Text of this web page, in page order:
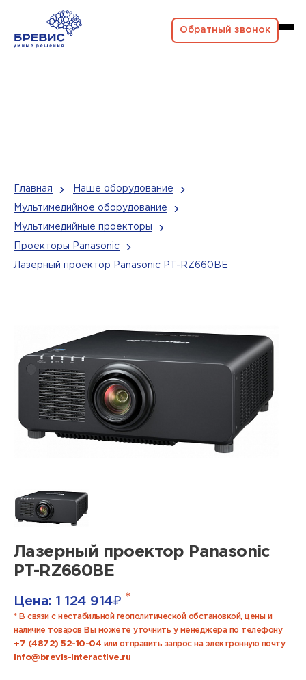
Обратный звонок
Главная Наше оборудование
Мультимедийное оборудование
Мультимедийные проекторы
Проекторы Panasonic
Лазерный проектор Panasonic PT-RZ660BE
Лазерный проектор Panasonic
PT-RZ660BE
Цена: 1 124 914₽ *
* В связи с нестабильной геополитической обстановкой, цены и
наличие товаров Вы можете уточнить у менеджера по телефону
+7 (4872) 52-10-04 или отправить запрос на электронную почту
info@brevis-interactive.ru